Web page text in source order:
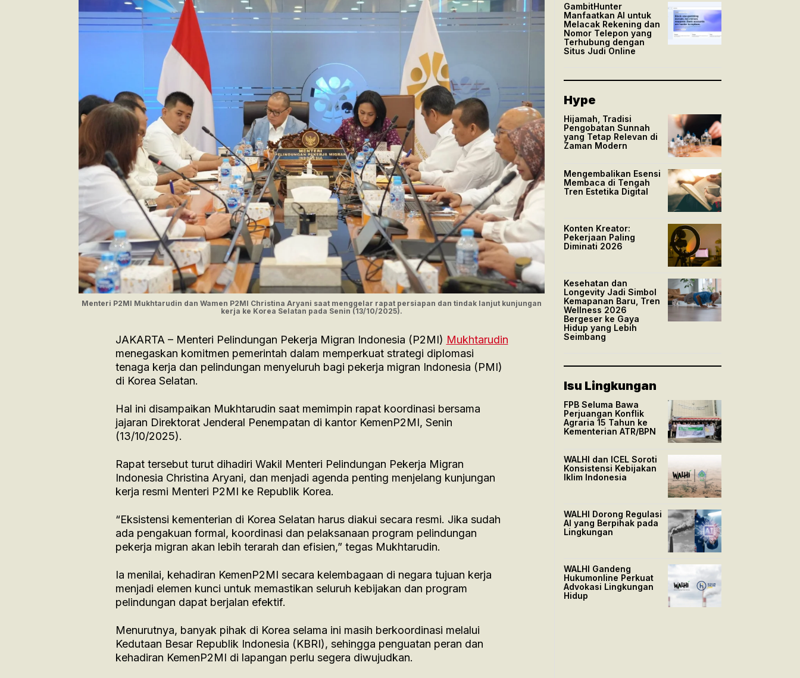
Menteri P2MI Mukhtarudin dan Wamen P2MI Christina Aryani saat menggelar rapat persiapan dan tindak lanjut kunjungan
kerja ke Korea Selatan pada Senin (13/10/2025).
JAKARTA – Menteri Pelindungan Pekerja Migran Indonesia (P2MI) Mukhtarudin
menegaskan komitmen pemerintah dalam memperkuat strategi diplomasi
tenaga kerja dan pelindungan menyeluruh bagi pekerja migran Indonesia (PMI)
di Korea Selatan.
Hal ini disampaikan Mukhtarudin saat memimpin rapat koordinasi bersama
jajaran Direktorat Jenderal Penempatan di kantor KemenP2MI, Senin
(13/10/2025).
Rapat tersebut turut dihadiri Wakil Menteri Pelindungan Pekerja Migran
Indonesia Christina Aryani, dan menjadi agenda penting menjelang kunjungan
kerja resmi Menteri P2MI ke Republik Korea.
“Eksistensi kementerian di Korea Selatan harus diakui secara resmi. Jika sudah
ada pengakuan formal, koordinasi dan pelaksanaan program pelindungan
pekerja migran akan lebih terarah dan efisien,” tegas Mukhtarudin.
Ia menilai, kehadiran KemenP2MI secara kelembagaan di negara tujuan kerja
menjadi elemen kunci untuk memastikan seluruh kebijakan dan program
pelindungan dapat berjalan efektif.
Menurutnya, banyak pihak di Korea selama ini masih berkoordinasi melalui
Kedutaan Besar Republik Indonesia (KBRI), sehingga penguatan peran dan
kehadiran KemenP2MI di lapangan perlu segera diwujudkan.
GambitHunter
Manfaatkan AI untuk
Melacak Rekening dan
Nomor Telepon yang
Terhubung dengan
Situs Judi Online
Hype
Hijamah, Tradisi
Pengobatan Sunnah
yang Tetap Relevan di
Zaman Modern
Mengembalikan Esensi
Membaca di Tengah
Tren Estetika Digital
Konten Kreator:
Pekerjaan Paling
Diminati 2026
Kesehatan dan
Longevity Jadi Simbol
Kemapanan Baru, Tren
Wellness 2026
Bergeser ke Gaya
Hidup yang Lebih
Seimbang
Isu Lingkungan
FPB Seluma Bawa
Perjuangan Konflik
Agraria 15 Tahun ke
Kementerian ATR/BPN
WALHI dan ICEL Soroti
Konsistensi Kebijakan
Iklim Indonesia
WALHI Dorong Regulasi
AI yang Berpihak pada
Lingkungan
WALHI Gandeng
Hukumonline Perkuat
Advokasi Lingkungan
Hidup